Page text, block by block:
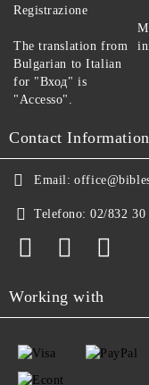
Registrazione
The translation from
Bulgarian to Italian
for "Вход" is
"Accesso".
Contact
Email:
Telefono: 02/832 30
Working with